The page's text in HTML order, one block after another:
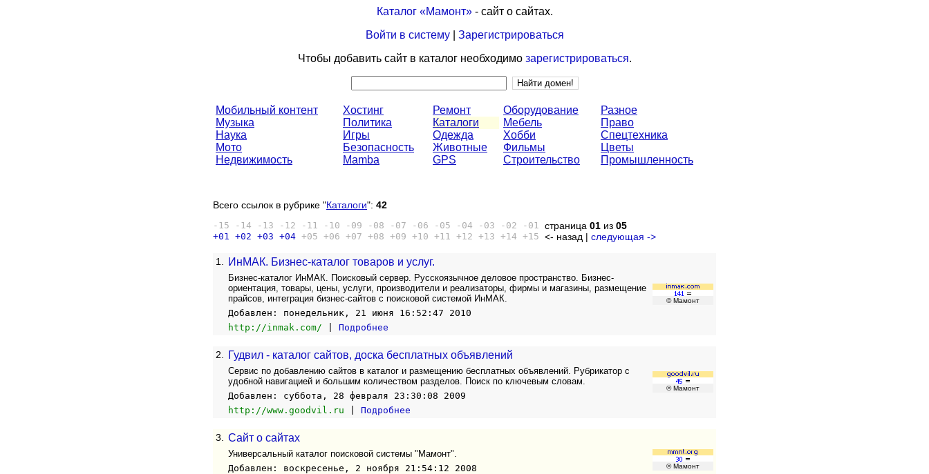
Каталог «Мамонт»- сайт о сайтах.
Войти в систему| Зарегистрироваться
Чтобы добавить сайт в каталог необходимо зарегистрироваться.
Мобильный контент
Музыка
Наука
Мото
Недвижимость
Хостинг
Политика
Игры
Безопасность
Mamba
Ремонт
Каталоги
Одежда
Животные
GPS
Оборудование
Мебель
Хобби
Фильмы
Строительство
Разное
Право
Спецтехника
Цветы
Промышленность
Всего ссылок в рубрике "Каталоги": 42
-15 -14 -13 -12 -11 -10 -09 -08 -07 -06 -05 -04 -03 -02 -01 страница 01 из 05
+01 +02 +03 +04 +05 +06 +07 +08 +09 +10 +11 +12 +13 +14 +15 <- назад | следующая ->
1. ИнМАК. Бизнес-каталог товаров и услуг.
© Мамонт
Бизнес-каталог ИнМАК. Поисковый сервер. Русскоязычное деловое пространство. Бизнес-
ориентация, товары, цены, услуги, производители и реализаторы, фирмы и магазины, размещение
прайсов, интеграция бизнес-сайтов с поисковой системой ИнМАК.
Добавлен: понедельник, 21 июня 16:52:47 2010
http://inmak.com/
Подробнее
2. Гудвил - каталог сайтов, доска бесплатных объявлений
© Мамонт
Сервис по добавлению сайтов в каталог и размещению бесплатных объявлений. Рубрикатор с
удобной навигацией и большим количеством разделов. Поиск по ключевым словам.
Добавлен: суббота, 28 февраля 23:30:08 2009
http://www.goodvil.ru
Подробнее
3. Сайт о сайтах
© Мамонт
Универсальный каталог поисковой системы "Мамонт".
Добавлен: воскресенье, 2 ноября 21:54:12 2008